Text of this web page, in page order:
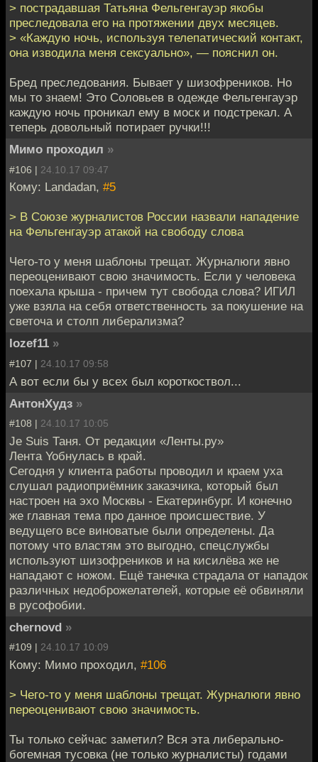
> пострадавшая Татьяна Фельгенгауэр якобы
преследовала его на протяжении двух месяцев.
> «Каждую ночь, используя телепатический контакт,
она изводила меня сексуально», — пояснил он.
Бред преследования. Бывает у шизофреников. Но
мы то знаем! Это Соловьев в одежде Фельгенгауэр
каждую ночь проникал ему в моск и подстрекал. А
теперь довольный потирает ручки!!!
Мимо проходил »
#106 | 24.10.17 09:47
Кому: Landadan, #5
> В Союзе журналистов России назвали нападение
на Фельгенгауэр атакой на свободу слова
Чего-то у меня шаблоны трещат. Журналюги явно
переоценивают свою значимость. Если у человека
поехала крыша - причем тут свобода слова? ИГИЛ
уже взяла на себя ответственность за покушение на
светоча и столп либерализма?
Iozef11 »
#107 | 24.10.17 09:58
А вот если бы у всех был короткоствол...
АнтонХудз »
#108 | 24.10.17 10:05
Je Suis Таня. От редакции «Ленты.ру»
Лента Yoбнулась в край.
Сегодня у клиента работы проводил и краем уха
слушал радиоприёмник заказчика, который был
настроен на эхо Москвы - Екатеринбург. И конечно
же главная тема про данное происшествие. У
ведущего все виноватые были определены. Да
потому что властям это выгодно, спецслужбы
используют шизофреников и на кисилёва же не
нападают с ножом. Ещё танечка страдала от нападок
различных недоброжелателей, которые её обвиняли
в русофобии.
chernovd »
#109 | 24.10.17 10:09
Кому: Мимо проходил, #106
> Чего-то у меня шаблоны трещат. Журналюги явно
переоценивают свою значимость.
Ты только сейчас заметил? Вся эта либерально-
богемная тусовка (не только журналисты) годами